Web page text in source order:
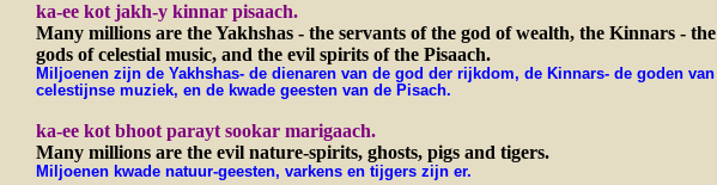
ka-ee kot jakh-y kinnar pisaach.
Many millions are the Yakhshas - the servants of the god of wealth, the Kinnars - the
gods of celestial music, and the evil spirits of the Pisaach.
Miljoenen zijn de Yakhshas- de dienaren van de god der rijkdom, de Kinnars- de goden van
celestijnse muziek, en de kwade geesten van de Pisach.
ka-ee kot bhoot parayt sookar marigaach.
Many millions are the evil nature-spirits, ghosts, pigs and tigers.
Miljoenen kwade natuur-geesten, varkens en tijgers zijn er.